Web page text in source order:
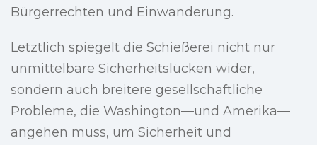
Bürgerrechten und Einwanderung.
Letztlich spiegelt die Schießerei nicht nur
unmittelbare Sicherheitslücken wider,
sondern auch breitere gesellschaftliche
Probleme, die Washington—und Amerika—
angehen muss, um Sicherheit und